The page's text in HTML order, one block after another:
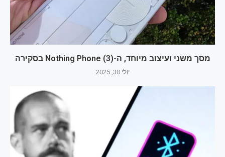
מסך משני ועיצוב מיוחד, ה-Nothing Phone (3) בסקירה
יולי 30, 2025